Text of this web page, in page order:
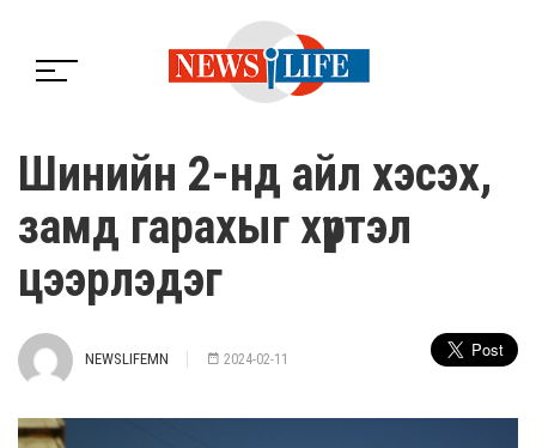
Шинийн 2-нд айл хэсэх,
замд гарахыг хүртэл
цээрлэдэг
NEWSLIFEMN 2024-02-11